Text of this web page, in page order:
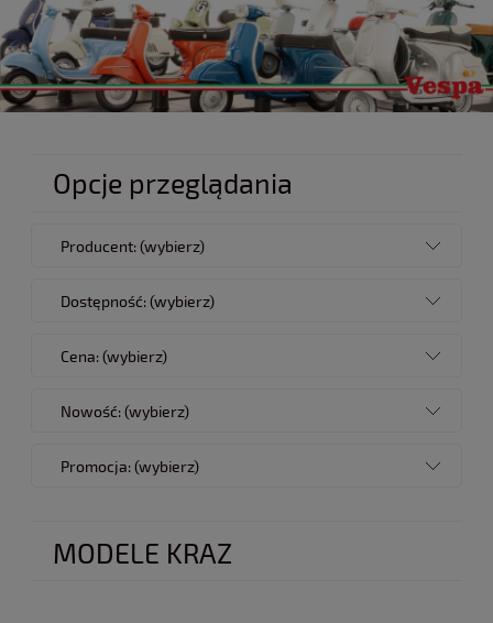
Opcje przeglądania
Producent: (wybierz)
Dostępność: (wybierz)
Cena: (wybierz)
Nowość: (wybierz)
Promocja: (wybierz)
MODELE KRAZ